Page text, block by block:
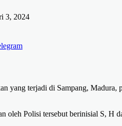
3, 2024
yang terjadi di Sampang,
oleh Polisi tersebut berinisial S, H